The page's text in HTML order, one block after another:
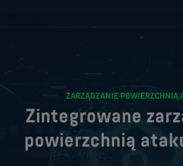
ZARZĄDZANIE POWIERZCHNIĄ
Zintegrowane
powierzchnią